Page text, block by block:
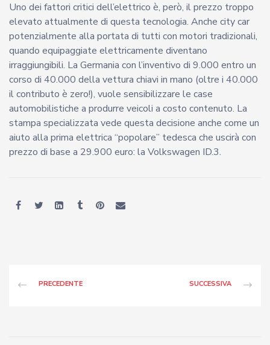
Uno dei fattori critici dell’elettrico è, però, il prezzo troppo
elevato attualmente di questa tecnologia. Anche city car
potenzialmente alla portata di tutti con motori tradizionali,
quando equipaggiate elettricamente diventano
irraggiungibili. La Germania con l’inventivo di 9.000 entro un
corso di 40.000 della vettura chiavi in mano (oltre i 40.000
il contributo è zero!), vuole sensibilizzare le case
automobilistiche a produrre veicoli a costo contenuto. La
stampa specializzata vede questa decisione anche come un
aiuto alla prima elettrica “popolare” tedesca che uscirà con
prezzo di base a 29.900 euro: la Volkswagen ID.3.
PRECEDENTE SUCCESSIVA